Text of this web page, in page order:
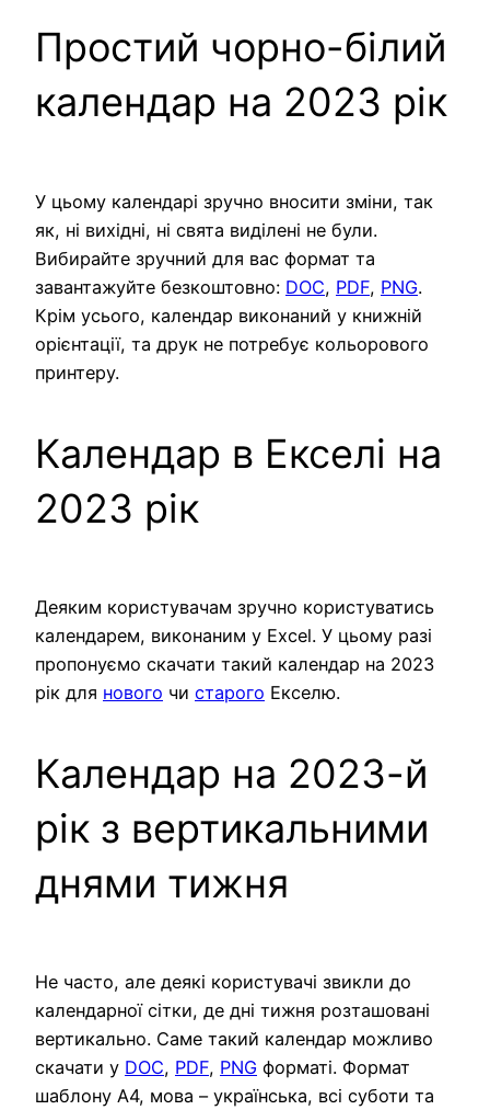
Простий чорно-білий
календар на 2023 рік
У цьому календарі зручно вносити зміни, так
як, ні вихідні, ні свята виділені не були.
Вибирайте зручний для вас формат та
завантажуйте безкоштовно: DOC, PDF, PNG.
Крім усього, календар виконаний у книжній
орієнтації, та друк не потребує кольорового
принтеру.
Календар в Екселі на
2023 рік
Деяким користувачам зручно користуватись
календарем, виконаним у Excel. У цьому разі
пропонуємо скачати такий календар на 2023
рік для нового чи старого Екселю.
Календар на 2023-й
рік з вертикальними
днями тижня
Не часто, але деякі користувачі звикли до
календарної сітки, де дні тижня розташовані
вертикально. Саме такий календар можливо
скачати у DOC, PDF, PNG форматі. Формат
шаблону А4, мова – українська, всі суботи та